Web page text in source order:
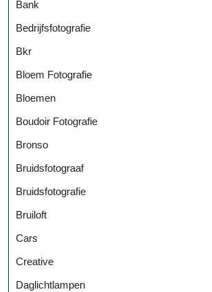
Bank
Bedrijfsfotografie
Bkr
Bloem Fotografie
Bloemen
Boudoir Fotografie
Bronso
Bruidsfotograaf
Bruidsfotografie
Bruiloft
Cars
Creative
Daglichtlampen